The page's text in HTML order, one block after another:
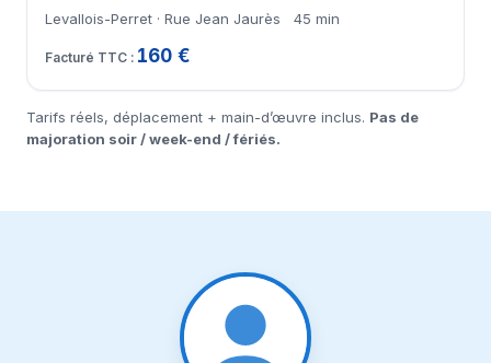
Levallois-Perret · Rue Jean Jaurès 45 min
160 €
Tarifs réels, déplacement + main-d’œuvre inclus. Pas de
majoration soir / week-end / fériés.